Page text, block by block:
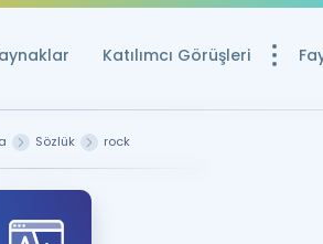
Katılımcı Görüşleri
Sözlük rock